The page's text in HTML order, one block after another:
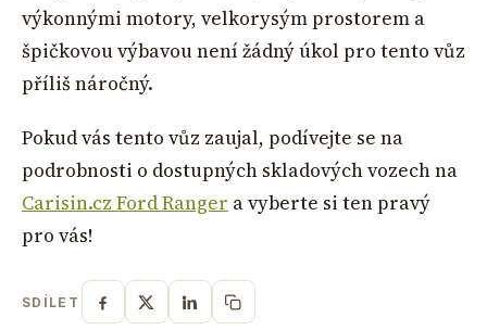
výkonnými motory, velkorysým prostorem a
špičkovou výbavou není žádný úkol pro tento vůz
příliš náročný.
Pokud vás tento vůz zaujal, podívejte se na
podrobnosti o dostupných skladových vozech na
Carisin.cz Ford Ranger a vyberte si ten pravý
pro vás!
SDÍLET